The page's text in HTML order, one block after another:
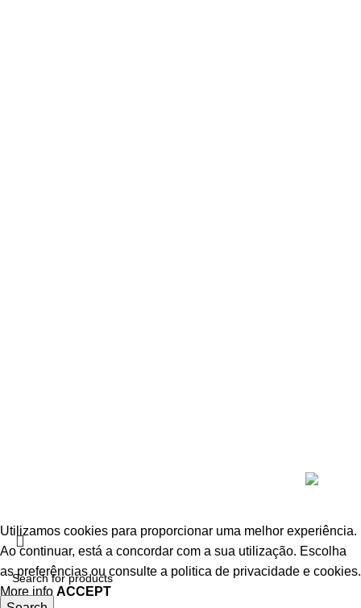
Utilizamos cookies para proporcionar uma melhor experiência.
Ao continuar, está a concordar com a sua utilização. Escolha
as preferênciasou consulte a politica de privacidade e cookies.
More info ACCEPT